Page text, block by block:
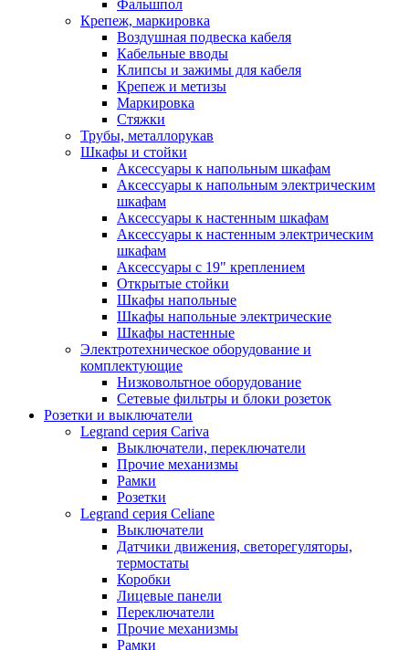
Фальшпол
Крепеж, маркировка
Воздушная подвеска кабеля
Кабельные вводы
Клипсы и зажимы для кабеля
Крепеж и метизы
Маркировка
Стяжки
Трубы, металлорукав
Шкафы и стойки
Аксессуары к напольным шкафам
Аксессуары к напольным электрическим
шкафам
Аксессуары к настенным шкафам
Аксессуары к настенным электрическим
шкафам
Аксессуары с 19" креплением
Открытые стойки
Шкафы напольные
Шкафы напольные электрические
Шкафы настенные
Электротехническое оборудование и
комплектующие
Низковольтное оборудование
Сетевые фильтры и блоки розеток
Розетки и выключатели
Legrand серия Cariva
Выключатели, переключатели
Прочие механизмы
Рамки
Розетки
Legrand серия Celiane
Выключатели
Датчики движения, светорегуляторы,
термостаты
Коробки
Лицевые панели
Переключатели
Прочие механизмы
Рамки